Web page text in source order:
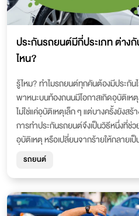
ประกันรถยนต์มีกี่ประเภท ต่าง
ไหน?
รู้ไหม? ทำไมรถยนต์ทุกคันต้องมีประกัน
พาหนะบนท้องถนนมีโอกาสเกิดอุบัติเห
ไม่ใช่แค่อุบัติเหตุเล็ก ๆ แต่บางครั้งยังส
การทำประกันรถยนต์จึงเป็นวิธีหนึ่งที่ช่
อุบัติเหตุ หรือเปลี่ยนจากร้ายให้กลายเ
รถยนต์